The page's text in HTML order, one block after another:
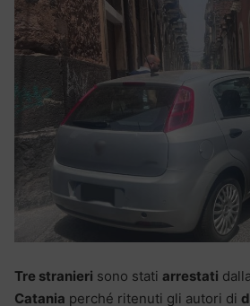
Tre stranieri sono stati arrestati dalla
Catania perché ritenuti gli autori di